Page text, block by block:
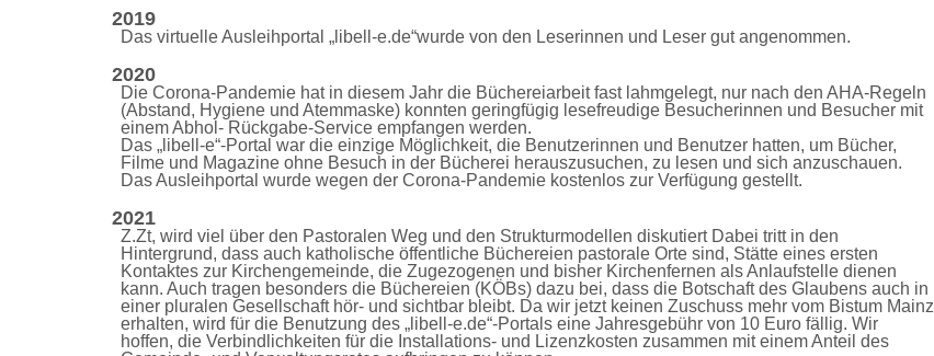
2019
Das virtuelle Ausleihportal „libell-e.de“wurde von den Leserinnen und Leser gut angenommen.
2020
Die Corona-Pandemie hat in diesem Jahr die Büchereiarbeit fast lahmgelegt, nur nach den AHA-Regeln
(Abstand, Hygiene und Atemmaske) konnten geringfügig lesefreudige Besucherinnen und Besucher mit
einem Abhol- Rückgabe-Service empfangen werden.
Das „libell-e“-Portal war die einzige Möglichkeit, die Benutzerinnen und Benutzer hatten, um Bücher,
Filme und Magazine ohne Besuch in der Bücherei herauszusuchen, zu lesen und sich anzuschauen.
Das Ausleihportal wurde wegen der Corona-Pandemie kostenlos zur Verfügung gestellt.
2021
Z.Zt, wird viel über den Pastoralen Weg und den Strukturmodellen diskutiert Dabei tritt in den
Hintergrund, dass auch katholische öffentliche Büchereien pastorale Orte sind, Stätte eines ersten
Kontaktes zur Kirchengemeinde, die Zugezogenen und bisher Kirchenfernen als Anlaufstelle dienen
kann. Auch tragen besonders die Büchereien (KÖBs) dazu bei, dass die Botschaft des Glaubens auch in
einer pluralen Gesellschaft hör- und sichtbar bleibt. Da wir jetzt keinen Zuschuss mehr vom Bistum Mainz
erhalten, wird für die Benutzung des „libell-e.de“-Portals eine Jahresgebühr von 10 Euro fällig. Wir
hoffen, die Verbindlichkeiten für die Installations- und Lizenzkosten zusammen mit einem Anteil des